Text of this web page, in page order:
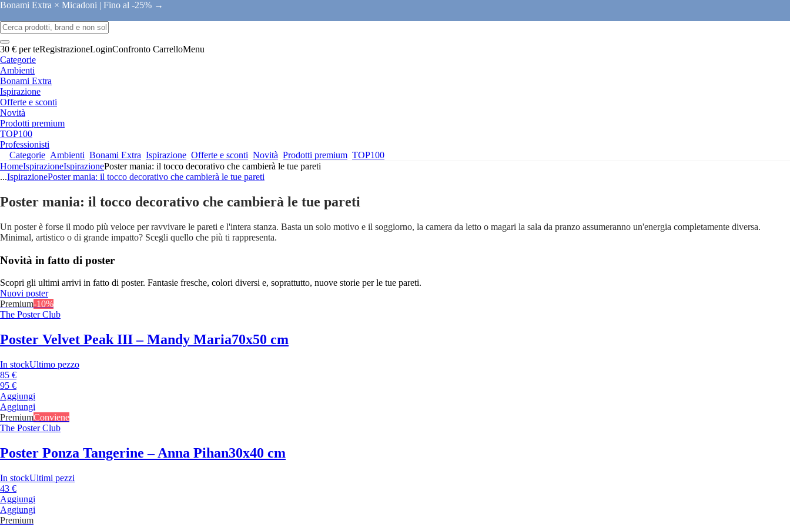
Bonami Extra × Micadoni | Fino al -25% →
30 € per teRegistrazioneLoginConfronto CarrelloMenu
Categorie
Ambienti
Bonami Extra
Ispirazione
Offerte e sconti
Novità
Prodotti premium
TOP100
Professionisti
Categorie Ambienti Bonami Extra Ispirazione Offerte e sconti Novità Prodotti premium TOP100
HomeIspirazioneIspirazionePoster mania: il tocco decorativo che cambierà le tue pareti
...IspirazionePoster mania: il tocco decorativo che cambierà le tue pareti
Poster mania: il tocco decorativo che cambierà le tue pareti
Un poster è forse il modo più veloce per ravvivare le pareti e l'intera stanza. Basta un solo motivo e il soggiorno, la camera da letto o magari la sala da pranzo assumeranno un'energia completamente diversa.
Minimal, artistico o di grande impatto? Scegli quello che più ti rappresenta.
Novità in fatto di poster
Scopri gli ultimi arrivi in fatto di poster. Fantasie fresche, colori diversi e, soprattutto, nuove storie per le tue pareti.
Nuovi poster
Premium-10%
The Poster Club
Poster Velvet Peak III – Mandy Maria70x50 cm
In stockUltimo pezzo
85 €
95 €
Aggiungi
Aggiungi
PremiumConviene
The Poster Club
Poster Ponza Tangerine – Anna Pihan30x40 cm
In stockUltimi pezzi
43 €
Aggiungi
Aggiungi
Premium